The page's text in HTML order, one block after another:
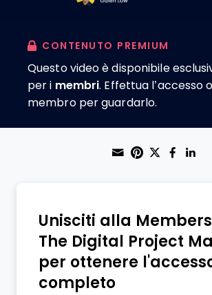
CONTENUTO PREMIUM
Questo video è disponibile
per i membri. Effettua l’accesso
membro per guardarlo.
Share
Print this
Share on
Share
Unisciti alla
The Digital Project
per ottenere
completo